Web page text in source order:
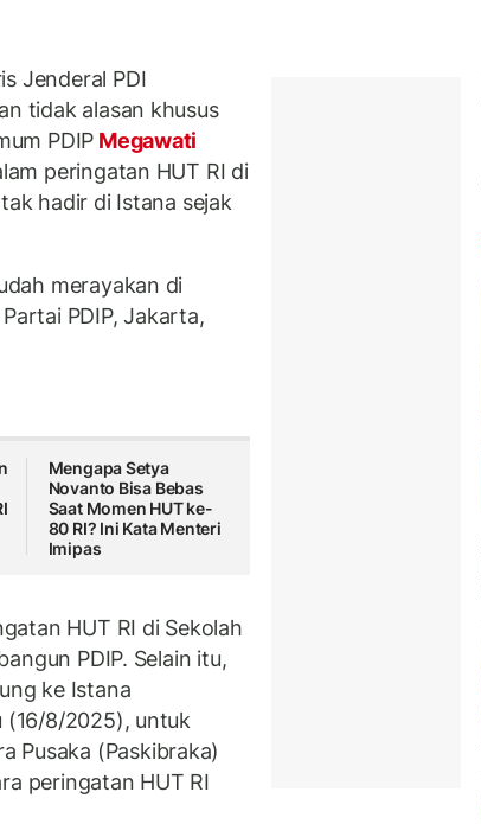
Jenderal PDI
tidak alasan khusus
PDIP Megawati
peringatan HUT RI di
hadir di Istana sejak
merayakan di
PDIP, Jakarta,
Mengapa Setya
Novanto Bisa Bebas
Saat Momen HUT ke-
80 RI? Ini Kata Menteri
Imipas
HUT RI di Sekolah
PDIP. Selain itu,
ke Istana
(16/8/2025), untuk
Pusaka (Paskibraka)
peringatan HUT RI